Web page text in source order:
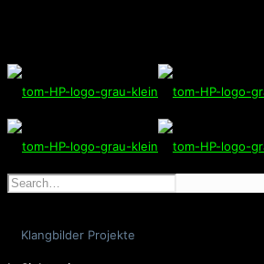
Klangbilder Projekte